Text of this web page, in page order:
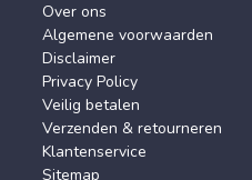
Over ons
Algemene voorwaarden
Disclaimer
Privacy Policy
Veilig betalen
Verzenden & retourneren
Klantenservice
Sitemap